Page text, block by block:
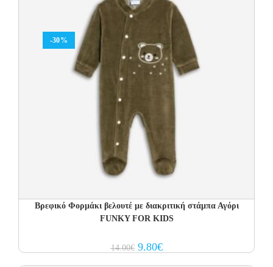
-30%
Βρεφικό Φορμάκι βελουτέ με διακριτική στάμπα Αγόρι
FUNKY FOR KIDS
14.00€ Original
price
9.80€Current
price